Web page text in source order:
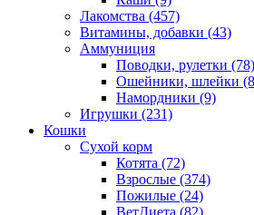
Лакомства (457)
Витамины, добавки (43)
Аммуниция
Поводки, рулетки (78)
Ошейники, шлейки
Намордники (9)
Игрушки (231)
Кошки
Сухой корм
Котята (72)
Взрослые (374)
Пожилые (24)
ВетДиета (82)